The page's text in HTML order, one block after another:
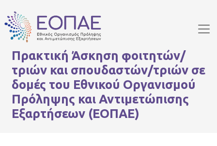
Πρακτική Άσκηση φοιτητών/
τριών και σπουδαστών/τριών σε
δομές του Εθνικού Οργανισμού
Πρόληψης και Αντιμετώπισης
Εξαρτήσεων (ΕΟΠΑΕ)